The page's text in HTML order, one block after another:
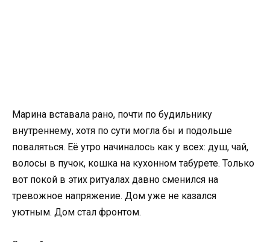
Марина вставала рано, почти по будильнику
внутреннему, хотя по сути могла бы и подольше
поваляться. Её утро начиналось как у всех: душ, чай,
волосы в пучок, кошка на кухонном табурете. Только
вот покой в этих ритуалах давно сменился на
тревожное напряжение. Дом уже не казался
уютным. Дом стал фронтом.